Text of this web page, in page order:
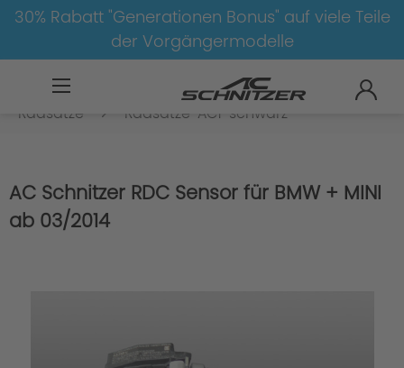
30% Rabatt "Generationen Bonus" auf viele Teile
der Vorgängermodelle
3-Türer-F56
Radsätze
Radsätze-AC1-schwarz
AC Schnitzer RDC Sensor für BMW + MINI
ab 03/2014